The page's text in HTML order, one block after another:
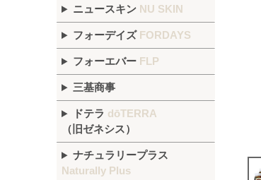
ニュースキン NU SKIN
フォーデイズ FORDAYS
フォーエバー FLP
三基商事
ドテラ dōTERRA
（旧ゼネシス）
ナチュラリープラス
Naturally Plus